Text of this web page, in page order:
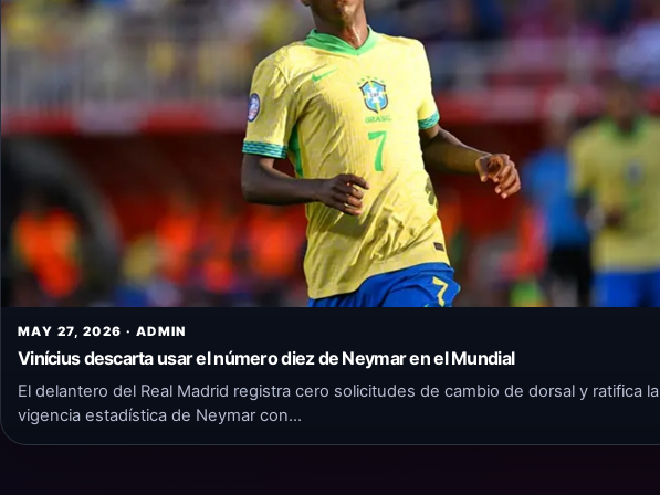
MAY 27, 2026 · ADMIN
Vinícius descarta usar el número diez de Neymar en el Mundial
El delantero del Real Madrid registra cero solicitudes de cambio de dorsal y ratifica la
vigencia estadística de Neymar con…